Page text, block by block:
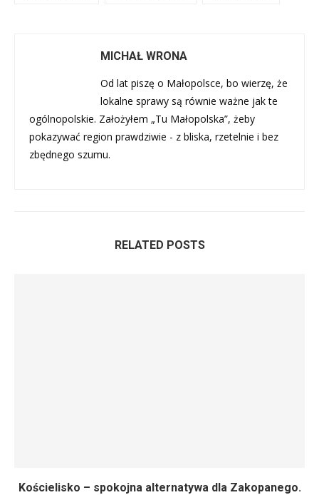
MICHAŁ WRONA
Od lat piszę o Małopolsce, bo wierzę, że
lokalne sprawy są równie ważne jak te
ogólnopolskie. Założyłem „Tu Małopolska”, żeby
pokazywać region prawdziwie - z bliska, rzetelnie i bez
zbędnego szumu.
RELATED POSTS
Kościelisko – spokojna alternatywa dla Zakopanego.